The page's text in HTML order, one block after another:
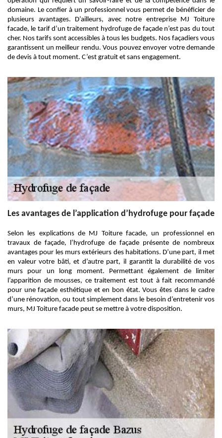
domaine. Le confier à un professionnel vous permet de bénéficier de
plusieurs avantages. D’ailleurs, avec notre entreprise MJ Toiture
facade, le tarif d’un traitement hydrofuge de façade n’est pas du tout
cher. Nos tarifs sont accessibles à tous les budgets. Nos façadiers vous
garantissent un meilleur rendu. Vous pouvez envoyer votre demande
de devis à tout moment. C’est gratuit et sans engagement.
Les avantages de l’application d’hydrofuge pour façade
Selon les explications de MJ Toiture facade, un professionnel en
travaux de façade, l’hydrofuge de façade présente de nombreux
avantages pour les murs extérieurs des habitations. D’une part, il met
en valeur votre bâti, et d’autre part, il garantit la durabilité de vos
murs pour un long moment. Permettant également de limiter
l’apparition de mousses, ce traitement est tout à fait recommandé
pour une façade esthétique et en bon état. Vous êtes dans le cadre
d’une rénovation, ou tout simplement dans le besoin d’entretenir vos
murs, MJ Toiture facade peut se mettre à votre disposition.